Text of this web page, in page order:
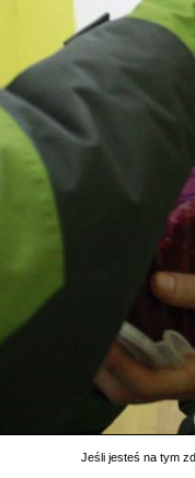
Jeśli jesteś na tym